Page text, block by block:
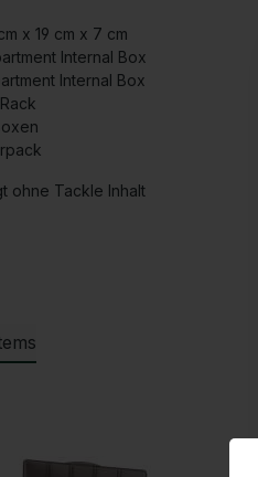
x 19 cm x 7 cm
Internal Box
Internal Box
ohne Tackle Inhalt